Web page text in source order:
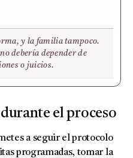
y la familia tampoco.
debería depender de
o juicios.
el proceso
a seguir el protocolo
programadas, tomar la